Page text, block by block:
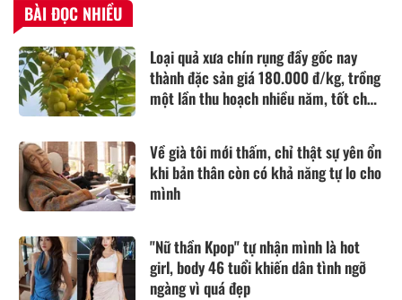
BÀI ĐỌC NHIỀU
Loại quả xưa chín rụng đầy gốc nay
thành đặc sản giá 180.000 đ/kg, trồng
một lần thu hoạch nhiều năm, tốt cho
Về già tôi mới thấm, chỉ thật sự yên ổn
khi bản thân còn có khả năng tự lo cho
mình
"Nữ thần Kpop" tự nhận mình là hot
girl, body 46 tuổi khiến dân tình ngỡ
ngàng vì quá đẹp